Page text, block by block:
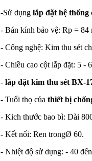
-Sử dụng lắp đặt hệ thống
- Bán kính bảo vệ: Rp = 84
- Công nghệ: Kim thu sét
- Chiều cao cột lắp đặt: 5 -
- lắp đặt kim thu sét BX-
- Tuổi thọ của thiết bị
- Kich thước bao bì: Dài
- Kết nối: Ren trongØ 60.
- Nhiệt độ sử dụng: - 40